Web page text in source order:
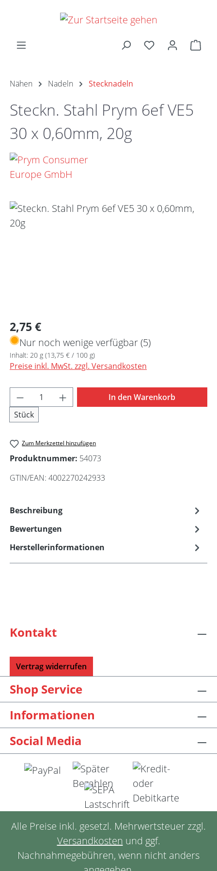
Zum Hauptinhalt springen
Nähen Nadeln Stecknadeln
Steckn. Stahl Prym 6ef VE5
30 x 0,60mm, 20g
Bildergalerie überspringen
Regulärer Preis:
2,75 €
Nur noch wenige verfügbar (5)
Inhalt: 20 g (13,75 € / 100 g)
Preise inkl. MwSt. zzgl. Versandkosten
Produkt Anzahl: Gib den gewünschten
Stück
In den Warenkorb
Zum Merkzettel hinzufügen
Produktnummer: 54073
GTIN/EAN: 4002270242933
Beschreibung
Bewertungen
Herstellerinformationen
Kontakt
Vertrag widerrufen
Shop Service
Informationen
Social Media
Alle Preise inkl. gesetzl. Mehrwertsteuer zzgl.
Versandkosten und ggf.
Nachnahmegebühren, wenn nicht anders